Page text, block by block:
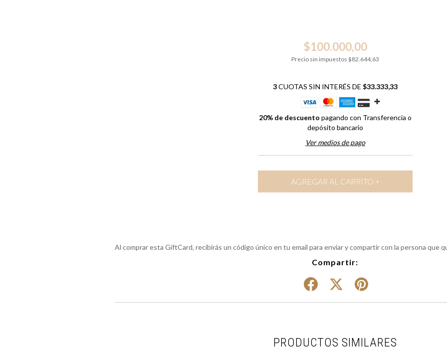
$100.000,00
Precio sin impuestos $82.644,63
3CUOTAS SIN INTERÉS DE $33.333,33
20% de descuento pagando con Transferencia o
depósito bancario
Ver medios de pago
Al comprar esta GiftCard, recibirás un código único en tu email para enviar y compartir con la persona que
Compartir:
PRODUCTOS SIMILARES